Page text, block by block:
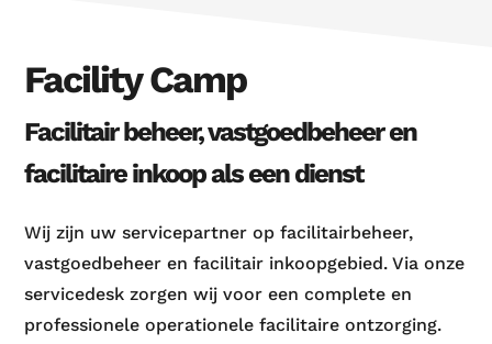
Facility Camp
Facilitair beheer, vastgoedbeheer en
facilitaire inkoop als een dienst
Wij zijn uw servicepartner op facilitairbeheer,
vastgoedbeheer en facilitair inkoopgebied. Via onze
servicedesk zorgen wij voor een complete en
professionele operationele facilitaire ontzorging.